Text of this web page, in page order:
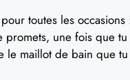
toutes les
une fois que
maillot de bain que